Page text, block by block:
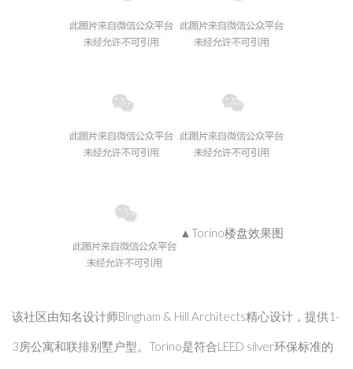
▲Torino楼盘效果图
该社区由知名设计师Bingham & Hill Architects精心设计，提供1-
3房公寓和联排别墅户型。Torino是符合LEED silver环保标准的